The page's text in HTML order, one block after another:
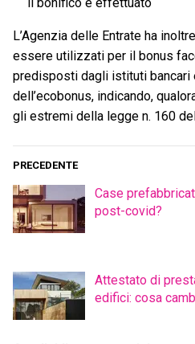
L’Agenzia delle Entrate ha
essere utilizzati per il bonus
predisposti dagli istituti bancari
dell’ecobonus, indicando,
gli estremi della legge n. 160
PRECEDENTE
Case
post-covid?
Attestato di
edifici: cosa